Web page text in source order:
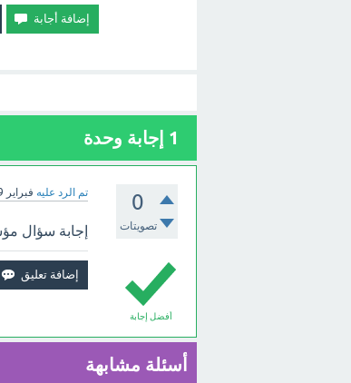
1 إجابة وحدة
0
تصويتات
تم الرد عليه فبراير 19
أفضل إجابة
إجابة سؤال
أسئلة مشابهة